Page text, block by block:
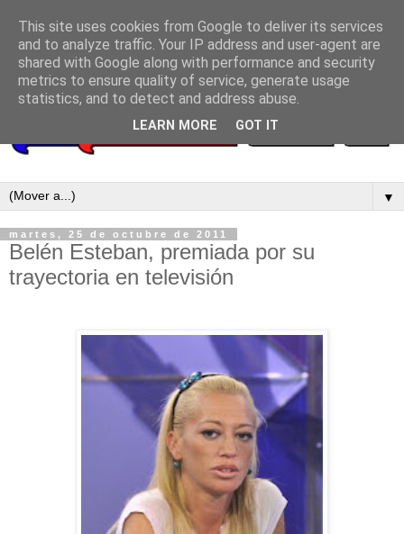
▼
martes, 25 de octubre de 2011
Belén Esteban, premiada por su
trayectoria en televisión
This site uses cookies from Google to deliver its services
and to analyze traffic. Your IP address and user-agent are
shared with Google along with performance and security
metrics to ensure quality of service, generate usage
statistics, and to detect and address abuse.
LEARN MORE GOT IT